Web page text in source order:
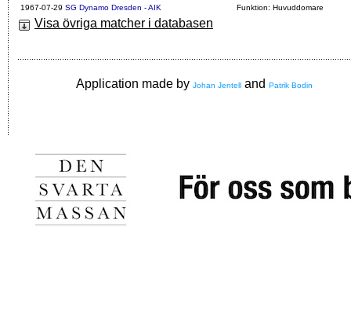
1967-07-29 SG Dynamo Dresden - AIK Funktion: Huvuddomare
Visa övriga matcher i databasen
Application made by Johan Jentell and Patrik Bodin